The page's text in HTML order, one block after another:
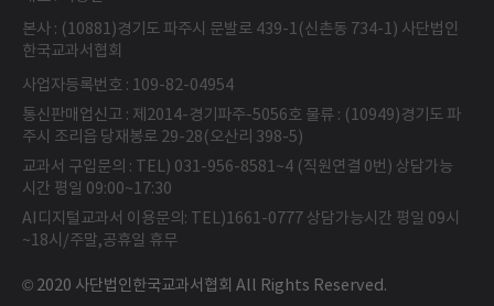
본사 : (10881)경기도 파주시 문발로 439-1(신촌동 734-1) 사단법인
한국교과서협회
사업자등록번호 : 109-82-04954
통신판매업신고 : 제2014-경기파주-5056호 물류 : (10949)경기도 파
주시 조리읍 당재봉로 29-28(오산리 398-5)
교과서 구입문의 : TEL) 031-956-8581~4 (직원연결 0번) 상담가능
시간 평일 09:00~17:30
AI디지털교과서 이용문의: TEL)1661-0777 상담가능시간 평일 09시
~18시/주말,공휴일 휴무
© 2020 사단법인한국교과서협회 All Rights Reserved.